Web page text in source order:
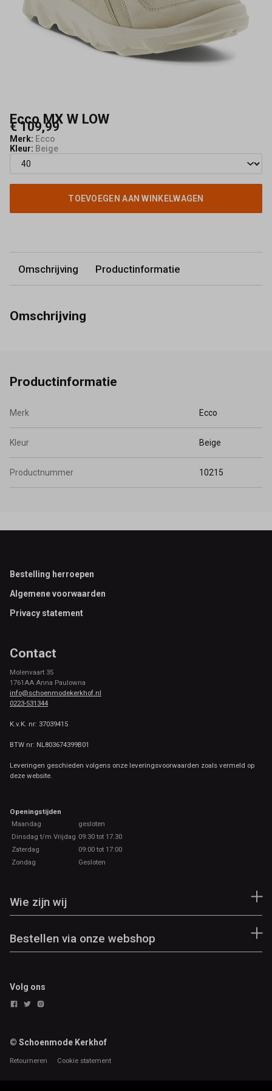
Ecco MX W LOW
€ 109,99
Merk: Ecco
Kleur: Beige
TOEVOEGEN AAN WINKELWAGEN
Omschrijving Productinformatie
Omschrijving
Productinformatie
Merk Ecco
Kleur Beige
Productnummer 10215
Footer
Bestelling herroepen
Algemene voorwaarden
Privacy statement
Contact
Molenvaart 35
1761AA Anna Paulowna
info@schoenmodekerkhof.nl
0223-531344
K.v.K. nr: 37039415
BTW nr: NL803674399B01
Leveringen geschieden volgens onze leveringsvoorwaarden zoals vermeld op
deze website.
Openingstijden
Maandag
gesloten
Dinsdag t/m Vrijdag 09:30 tot 17.30
Zaterdag
09:00 tot 17:00
Zondag
Gesloten
Wie zijn wij
Bestellen via onze webshop
Volg ons
© Schoenmode Kerkhof
Retourneren Cookie statement